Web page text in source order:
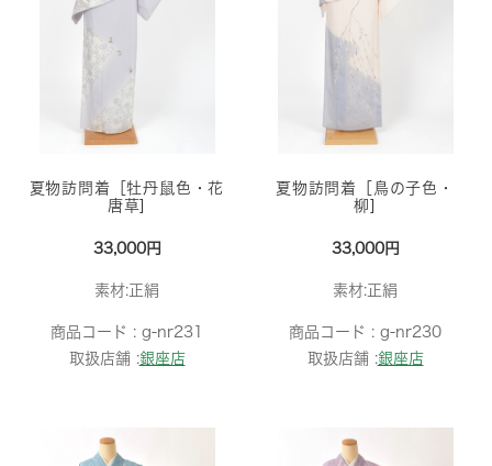
夏物訪問着［牡丹鼠色・花
唐草]
33,000円
素材:正絹
商品コード : g-nr231
取扱店舗 :銀座店
夏物訪問着［鳥の子色・
柳]
33,000円
素材:正絹
商品コード : g-nr230
取扱店舗 :銀座店